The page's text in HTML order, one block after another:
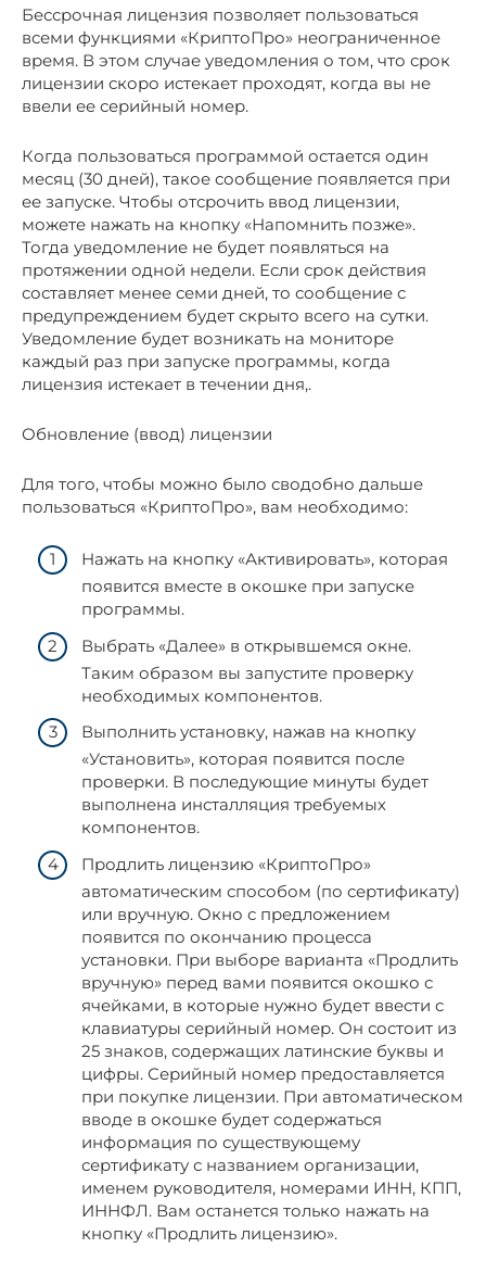
Бессрочная лицензия позволяет пользоваться
всеми функциями «КриптоПро» неограниченное
время. В этом случае уведомления о том, что срок
лицензии скоро истекает проходят, когда вы не
ввели ее серийный номер.
Когда пользоваться программой остается один
месяц (30 дней), такое сообщение появляется при
ее запуске. Чтобы отсрочить ввод лицензии,
можете нажать на кнопку «Напомнить позже».
Тогда уведомление не будет появляться на
протяжении одной недели. Если срок действия
составляет менее семи дней, то сообщение с
предупреждением будет скрыто всего на сутки.
Уведомление будет возникать на мониторе
каждый раз при запуске программы, когда
лицензия истекает в течении дня,.
Обновление (ввод) лицензии
Для того, чтобы можно было сводобно дальше
пользоваться «КриптоПро», вам необходимо:
Нажать на кнопку «Активировать», которая
появится вместе в окошке при запуске
программы.
Выбрать «Далее» в открывшемся окне.
Таким образом вы запустите проверку
необходимых компонентов.
Выполнить установку, нажав на кнопку
«Установить», которая появится после
проверки. В последующие минуты будет
выполнена инсталляция требуемых
компонентов.
Продлить лицензию «КриптоПро»
автоматическим способом (по сертификату)
или вручную. Окно с предложением
появится по окончанию процесса
установки. При выборе варианта «Продлить
вручную» перед вами появится окошко с
ячейками, в которые нужно будет ввести с
клавиатуры серийный номер. Он состоит из
25 знаков, содержащих латинские буквы и
цифры. Серийный номер предоставляется
при покупке лицензии. При автоматическом
вводе в окошке будет содержаться
информация по существующему
сертификату с названием организации,
именем руководителя, номерами ИНН, КПП,
ИННФЛ. Вам останется только нажать на
кнопку «Продлить лицензию».